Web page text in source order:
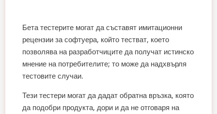
Бета тестерите могат да съставят имитационни
рецензии за софтуера, който тестват, което
позволява на разработчиците да получат истинско
мнение на потребителите; то може да надхвърля
тестовите случаи.
Тези тестери могат да дадат обратна връзка, която
да подобри продукта, дори и да не отговаря на